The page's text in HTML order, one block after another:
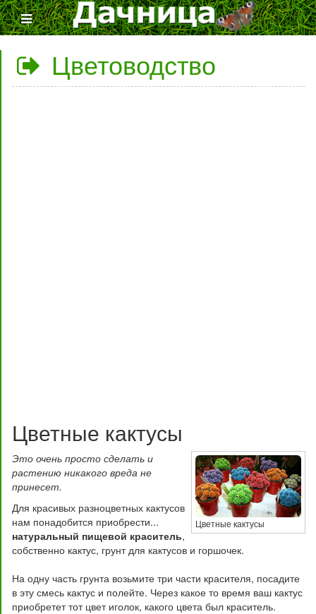
Цветоводство
Цветные кактусы
Цветные кактусы
Это очень просто сделать и
растению никакого вреда не
принесет.
Для красивых разноцветных кактусов
нам понадобится приобрести...
натуральный пищевой краситель,
собственно кактус, грунт для кактусов и горшочек.
На одну часть грунта возьмите три части красителя, посадите
в эту смесь кактус и полейте. Через какое то время ваш кактус
приобретет тот цвет иголок, какого цвета был краситель.